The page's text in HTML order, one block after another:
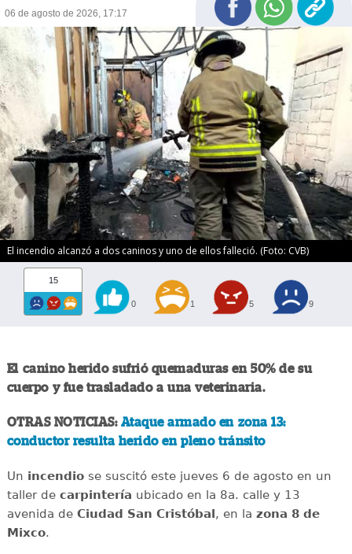
06 de agosto de 2026, 17:17
El incendio alcanzó a dos caninos y uno de ellos falleció. (Foto: CVB)
15
0 1 5 9
El canino herido sufrió quemaduras en 50% de su
cuerpo y fue trasladado a una veterinaria.
OTRAS NOTICIAS: Ataque armado en zona 13:
conductor resulta herido en pleno tránsito
Un incendiose suscitó este jueves 6 de agosto en un
taller de carpintería ubicado en la 8a. calle y 13
avenida de Ciudad San Cristóbal, en la zona 8 de
Mixco.